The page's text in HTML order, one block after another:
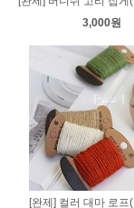
3,000원
[완제] 컬러 대마 로